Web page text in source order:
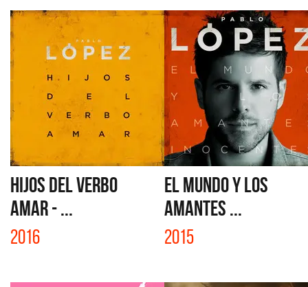
HIJOS DEL VERBO
AMAR - ...
2016
EL MUNDO Y LOS
AMANTES ...
2015